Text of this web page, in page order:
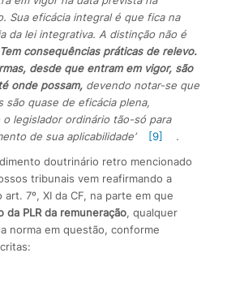
Sua eficácia integral é que fica na
da lei integrativa. A distinção não é
Tem consequências práticas de relevo.
desde que entram em vigor, são
onde possam,devendo notar-se que
são quase de eficácia plena,
legislador ordinário tão-só para
de sua aplicabilidade’
[9]
.
doutrinário retro mencionado
tribunais vem reafirmando a
7º, XI da CF, na parte em que
da PLR da remuneração, qualquer
norma em questão, conforme